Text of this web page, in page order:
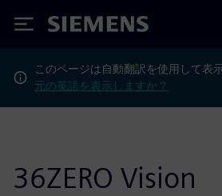
Siemens
このページは自動翻訳を使用して表
元の英語を表示しますか？
36ZERO Vision